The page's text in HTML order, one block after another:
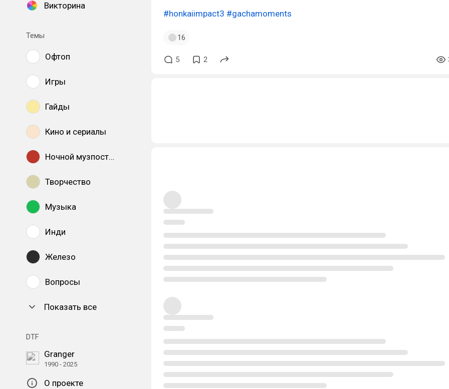
Викторина
Темы
Офтоп
Игры
Гайды
Кино и сериалы
Ночной музпостинг
Творчество
Музыка
Инди
Железо
Вопросы
Показать все
DTF
Granger
1990 - 2025
О проекте
#honkaiimpact3 #gachamoments
16
5 2